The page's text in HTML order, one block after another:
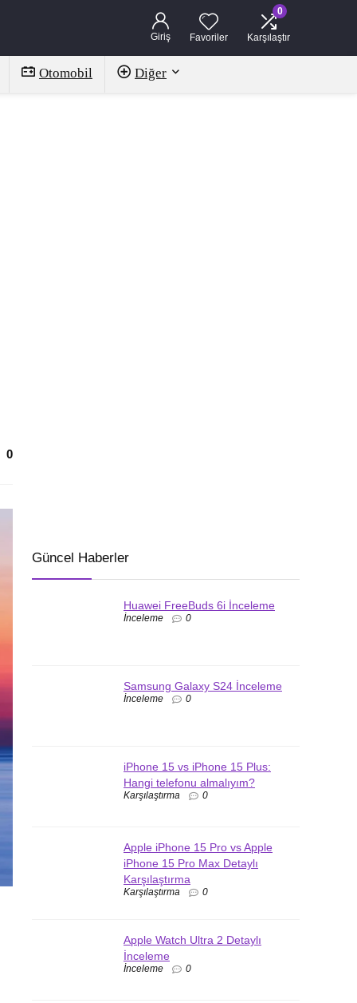
Giriş Favoriler
0
Karşılaştır
Otomobil Diğer
0
Güncel Haberler
Huawei FreeBuds 6i İnceleme
İnceleme 0
Samsung Galaxy S24 İnceleme
İnceleme 0
iPhone 15 vs iPhone 15 Plus:
Hangi telefonu almalıyım?
Karşılaştırma 0
Apple iPhone 15 Pro vs Apple
iPhone 15 Pro Max Detaylı
Karşılaştırma
Karşılaştırma 0
Apple Watch Ultra 2 Detaylı
İnceleme
İnceleme 0